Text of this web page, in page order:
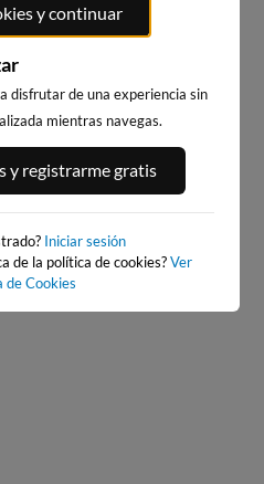
PORT ANDRATX
121km · Andratx
y continuar
disfrutar de una experiencia sin
mientras navegas.
y registrarme gratis
Iniciar sesión
de la política de cookies?Ver
de Cookies